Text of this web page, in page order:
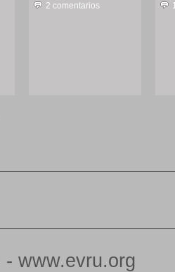
2 comentarios
www.evru.org